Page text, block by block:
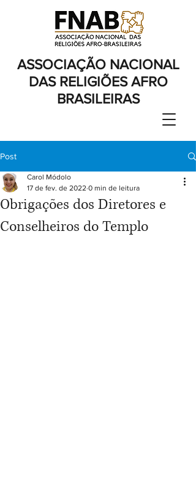
ASSOCIAÇÃO NACIONAL
DAS RELIGIÕES AFRO
BRASILEIRAS
Post
Obrigações dos Diretores e
Conselheiros do Templo
Carol Módolo
17 de fev. de 2022 0 min de leitura